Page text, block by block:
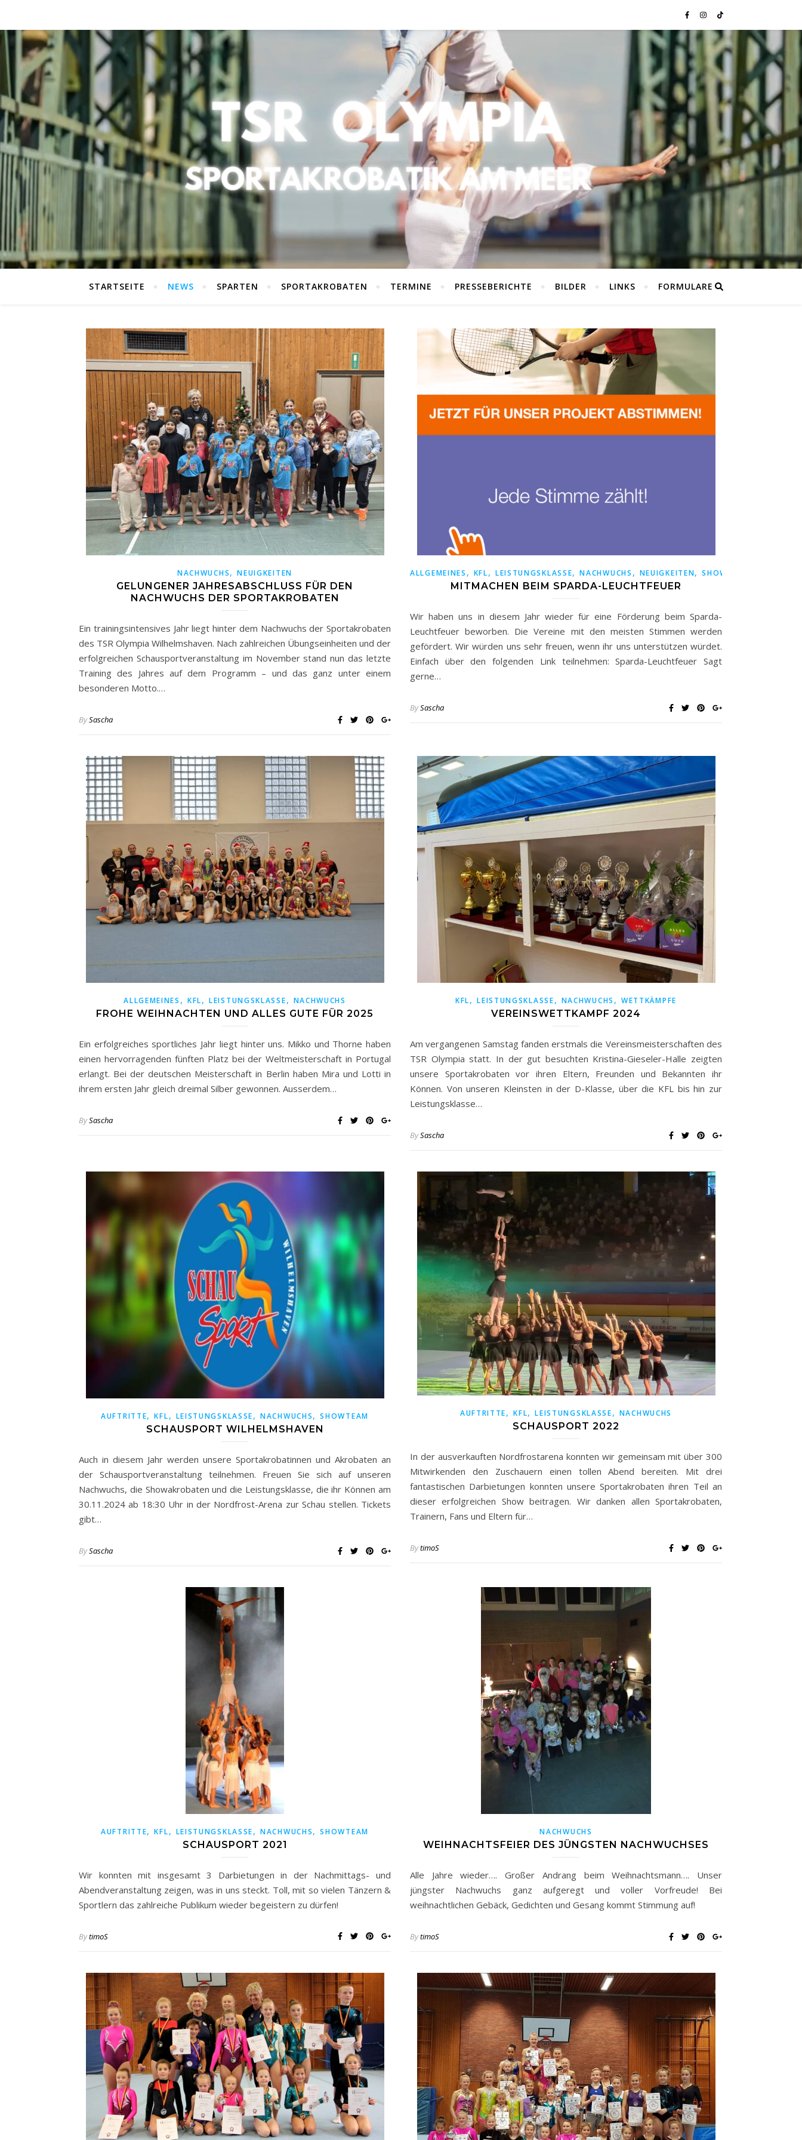
STARTSEITE NEWS SPARTEN SPORTAKROBATEN TERMINE PRESSEBERICHTE BILDER LINKS FORMULARE
NACHWUCHS,NEUIGKEITEN
GELUNGENER JAHRESABSCHLUSS FÜR DEN
NACHWUCHS DER SPORTAKROBATEN
Ein trainingsintensives Jahr liegt hinter dem Nachwuchs der Sportakrobaten
des TSR Olympia Wilhelmshaven. Nach zahlreichen Übungseinheiten und der
erfolgreichen Schausportveranstaltung im November stand nun das letzte
Training des Jahres auf dem Programm – und das ganz unter einem
besonderen Motto.…
BySascha
ALLGEMEINES , KFL, LEISTUNGSKLASSE,NACHWUCHS , NEUIGKEITEN,SHOWTEAM
MITMACHEN BEIM SPARDA-LEUCHTFEUER
Wir haben uns in diesem Jahr wieder für eine Förderung beim Sparda-
Leuchtfeuer beworben. Die Vereine mit den meisten Stimmen werden
gefördert. Wir würden uns sehr freuen, wenn ihr uns unterstützen würdet.
Einfach über den folgenden Link teilnehmen: Sparda-Leuchtfeuer Sagt
gerne…
BySascha
ALLGEMEINES , KFL, LEISTUNGSKLASSE, NACHWUCHS
FROHE WEIHNACHTEN UND ALLES GUTE FÜR 2025
Ein erfolgreiches sportliches Jahr liegt hinter uns. Mikko und Thorne haben
einen hervorragenden fünften Platz bei der Weltmeisterschaft in Portugal
erlangt. Bei der deutschen Meisterschaft in Berlin haben Mira und Lotti in
ihrem ersten Jahr gleich dreimal Silber gewonnen. Ausserdem…
BySascha
KFL,LEISTUNGSKLASSE, NACHWUCHS , WETTKÄMPFE
VEREINSWETTKAMPF 2024
Am vergangenen Samstag fanden erstmals die Vereinsmeisterschaften des
TSR Olympia statt. In der gut besuchten Kristina-Gieseler-Halle zeigten
unsere Sportakrobaten vor ihren Eltern, Freunden und Bekannten ihr
Können. Von unseren Kleinsten in der D-Klasse, über die KFL bis hin zur
Leistungsklasse…
BySascha
AUFTRITTE,KFL, LEISTUNGSKLASSE, NACHWUCHS,SHOWTEAM
SCHAUSPORT WILHELMSHAVEN
Auch in diesem Jahr werden unsere Sportakrobatinnen und Akrobaten an
der Schausportveranstaltung teilnehmen. Freuen Sie sich auf unseren
Nachwuchs, die Showakrobaten und die Leistungsklasse, die ihr Können am
30.11.2024 ab 18:30 Uhr in der Nordfrost-Arena zur Schau stellen. Tickets
gibt…
BySascha
AUFTRITTE,KFL,LEISTUNGSKLASSE, NACHWUCHS
SCHAUSPORT 2022
In der ausverkauften Nordfrostarena konnten wir gemeinsam mit über 300
Mitwirkenden den Zuschauern einen tollen Abend bereiten. Mit drei
fantastischen Darbietungen konnten unsere Sportakrobaten ihren Teil an
dieser erfolgreichen Show beitragen. Wir danken allen Sportakrobaten,
Trainern, Fans und Eltern für…
BytimoS
AUFTRITTE,KFL, LEISTUNGSKLASSE, NACHWUCHS,SHOWTEAM
SCHAUSPORT 2021
Wir konnten mit insgesamt 3 Darbietungen in der Nachmittags- und
Abendveranstaltung zeigen, was in uns steckt. Toll, mit so vielen Tänzern &
Sportlern das zahlreiche Publikum wieder begeistern zu dürfen!
BytimoS
NACHWUCHS
WEIHNACHTSFEIER DES JÜNGSTEN NACHWUCHSES
Alle Jahre wieder…. Großer Andrang beim Weihnachtsmann…. Unser
jüngster Nachwuchs ganz aufgeregt und voller Vorfreude! Bei
weihnachtlichen Gebäck, Gedichten und Gesang kommt Stimmung auf!
BytimoS